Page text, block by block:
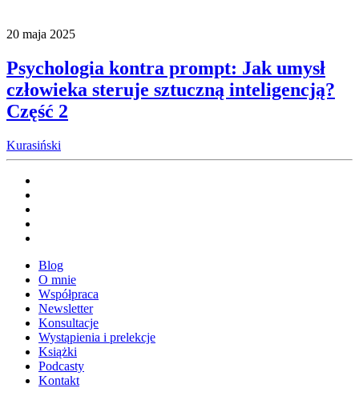
20 maja 2025
Psychologia kontra prompt: Jak umysł
człowieka steruje sztuczną inteligencją?
Część 2
Kurasiński
Blog
O mnie
Współpraca
Newsletter
Konsultacje
Wystąpienia i prelekcje
Książki
Podcasty
Kontakt